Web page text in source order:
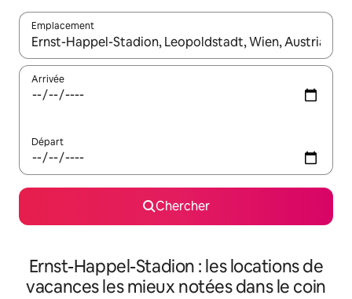
Emplacement
Quand les résultats sont affichés, parcourez-les en utilisant
Arrivée
Départ
Chercher
Ernst-Happel-Stadion : les locations de
vacances les mieux notées dans le coin